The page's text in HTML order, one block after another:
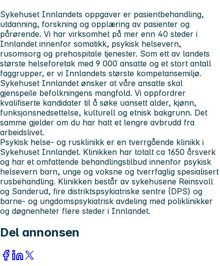
Sykehuset Innlandets oppgaver er pasientbehandling,
utdanning, forskning og opplæring av pasienter og
pårørende. Vi har virksomhet på mer enn 40 steder i
Innlandet innenfor somatikk, psykisk helsevern,
rusomsorg og prehospitale tjenester. Som ett av landets
største helseforetak med 9 000 ansatte og et stort antall
faggrupper, er vi Innlandets største kompetansemiljø.
Sykehuset Innlandet ønsker at våre ansatte skal
gjenspeile befolkningens mangfold. Vi oppfordrer
kvalifiserte kandidater til å søke uansett alder, kjønn,
funksjonsnedsettelse, kulturell og etnisk bakgrunn. Det
samme gjelder om du har hatt et lengre avbrudd fra
arbeidslivet.
Psykisk helse- og rusklinikk er en tverrgående klinikk i
Sykehuset Innlandet. Klinikken har totalt ca 1650 årsverk
og har et omfattende behandlingstilbud innenfor psykisk
helsevern barn, unge og voksne og tverrfaglig spesialisert
rusbehandling. Klinikken består av sykehusene Reinsvoll
og Sanderud, fire distriktspsykiatriske sentre (DPS) og
barne- og ungdomspsykiatrisk avdeling med poliklinikker
og døgnenheter flere steder i Innlandet.
Del annonsen